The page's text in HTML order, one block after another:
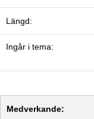
Längd:
Ingår i tema:
Medverkande: